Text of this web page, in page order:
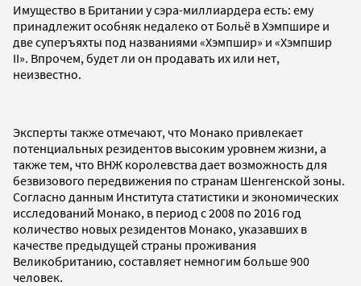
Имущество в Британии у сэра-миллиардера есть: ему
принадлежит особняк недалеко от Больё в Хэмпшире и
две суперъяхты под названиями «Хэмпшир» и «Хэмпшир
II». Впрочем, будет ли он продавать их или нет,
неизвестно.
Эксперты также отмечают, что Монако привлекает
потенциальных резидентов высоким уровнем жизни, а
также тем, что ВНЖ королевства дает возможность для
безвизового передвижения по странам Шенгенской зоны.
Согласно данным Института статистики и экономических
исследований Монако, в период с 2008 по 2016 год
количество новых резидентов Монако, указавших в
качестве предыдущей страны проживания
Великобританию, составляет немногим больше 900
человек.